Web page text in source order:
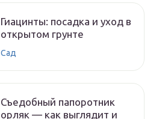
Гиацинты: посадка и уход в
открытом грунте
Сад
Съедобный папоротник
орляк — как выглядит и